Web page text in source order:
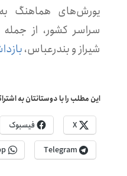
یورش‌های هماهنگ
سراسر کشور، از
شیراز و بندرعباس،
این مطلب را با دوستانتان به
X فیسبوک
Telegram